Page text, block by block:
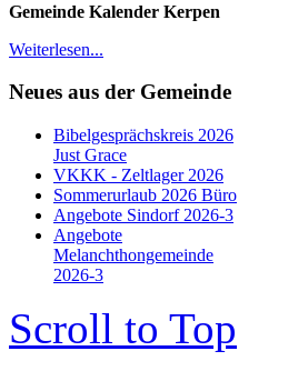
Gemeinde Kalender Kerpen
Weiterlesen...
Neues aus der Gemeinde
Bibelgesprächskreis 2026
Just Grace
VKKK - Zeltlager 2026
Sommerurlaub 2026 Büro
Angebote Sindorf 2026-3
Angebote
Melanchthongemeinde
2026-3
Scroll to Top